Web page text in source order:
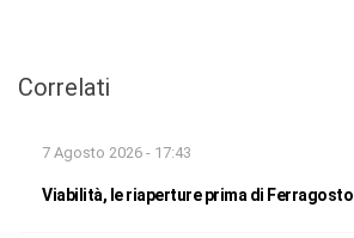
Correlati
7 Agosto 2026 - 17:43
Viabilità, le riaperture prima di Ferragosto